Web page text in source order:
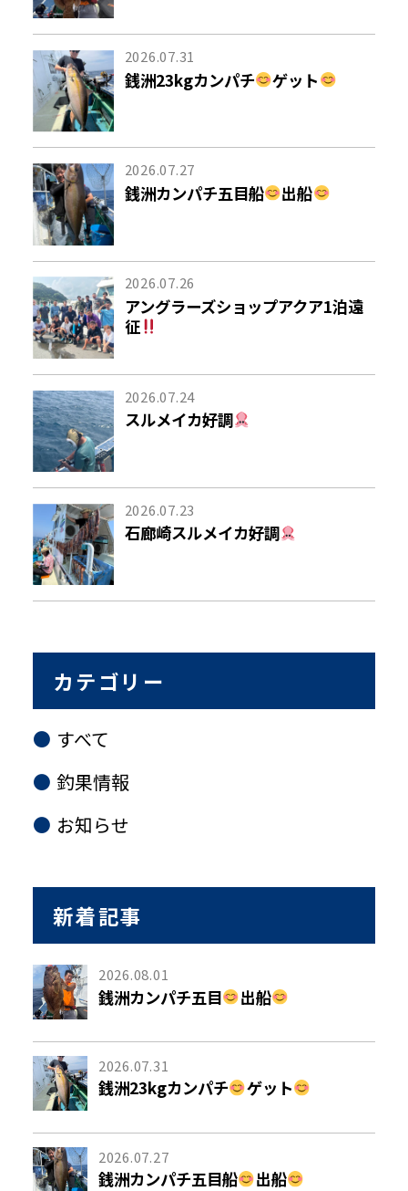
2026.07.31
銭洲23kgカンパチ ゲット
2026.07.27
銭洲カンパチ五目船 出船
2026.07.26
アングラーズショップアクア1泊遠
征
2026.07.24
スルメイカ好調
2026.07.23
石廊崎スルメイカ好調
カテゴリー
すべて
釣果情報
お知らせ
新着記事
2026.08.01
銭洲カンパチ五目 出船
2026.07.31
銭洲23kgカンパチ ゲット
2026.07.27
銭洲カンパチ五目船 出船